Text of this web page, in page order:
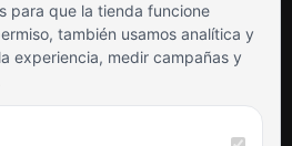
para que la tienda funcione
también usamos analítica y
experiencia, medir campañas y